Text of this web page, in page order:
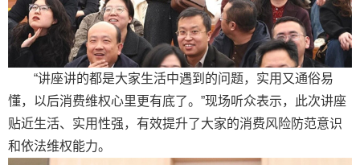
“讲座讲的都是大家生活中遇到的问题，实用又通俗易
懂，以后消费维权心里更有底了。”现场听众表示，此次讲座
贴近生活、实用性强，有效提升了大家的消费风险防范意识
和依法维权能力。